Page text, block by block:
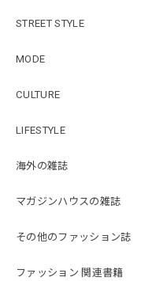
STREET STYLE
MODE
CULTURE
LIFESTYLE
海外の雑誌
マガジンハウスの雑誌
その他のファッション誌
ファッション 関連書籍